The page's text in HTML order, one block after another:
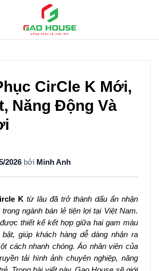
CirCle K Mới,
Năng Động Và
2026 bởi Minh Anh
K từ lâu đã trở thành dấu ấn nhận
ngành bán lẻ tiện lợi tại Việt Nam.
thiết kế kết hợp giữa hai gam màu
giúp khách hàng dễ dàng nhận ra
cách nhanh chóng. Áo nhân viên của
tải hình ảnh chuyên nghiệp, năng